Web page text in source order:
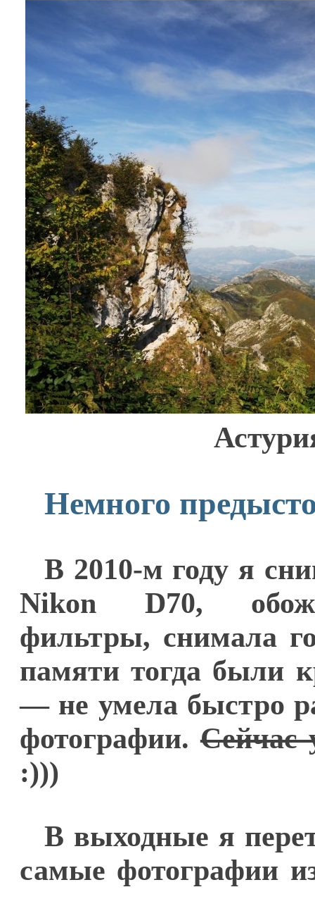
Немного
В 2010-м году я
Nikon D70,
фильтры, снимала
памяти тогда были
— не умела быстро
фотографии.Сейчас
:)))
В выходные я
самые фотографии